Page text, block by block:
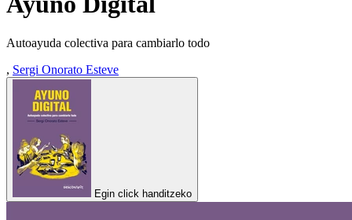
Autoayuda colectiva para cambiarlo todo
, Sergi Onorato Esteve
Egin click handitzeko